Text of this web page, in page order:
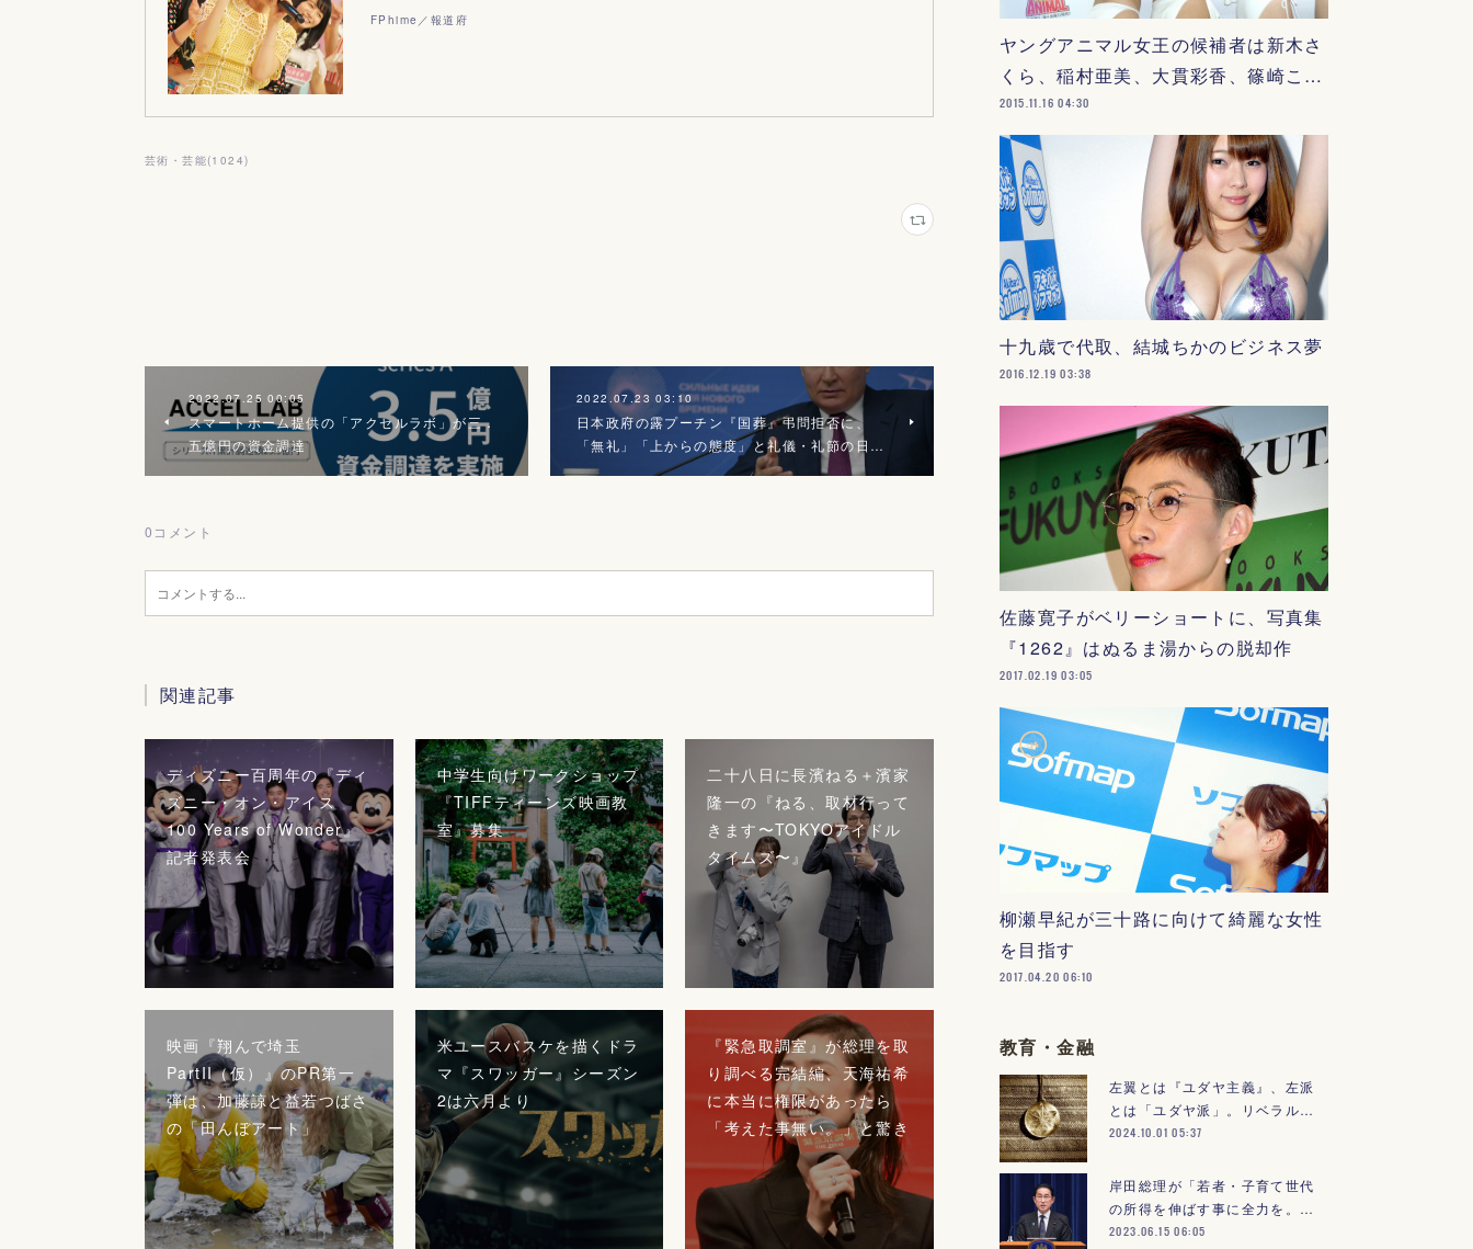
FPhime／報道府
芸術・芸能(1024)
2022.07.25 00:05
スマートホーム提供の「アクセルラボ」が三．
五億円の資金調達
2022.07.23 03:10
日本政府の露プーチン『国葬』弔問拒否に、
「無礼」「上からの態度」と礼儀・礼節の日…
0 コメント
関連記事
ディズニー百周年の『ディ
ズニー・オン・アイス
100 Years of Wonder』
記者発表会
中学生向けワークショップ
『TIFFティーンズ映画教
室』募集
二十八日に長濱ねる＋濱家
隆一の『ねる、取材行って
きます〜TOKYOアイドル
タイムズ〜』
映画『翔んで埼玉
PartII（仮）』のPR第一
弾は、加藤諒と益若つばさ
の「田んぼアート」
米ユースバスケを描くドラ
マ『スワッガー』シーズン
2は六月より
『緊急取調室』が総理を取
り調べる完結編、天海祐希
に本当に権限があったら
「考えた事無い。」と驚き
ヤングアニマル女王の候補者は新木さ
くら、稲村亜美、大貫彩香、篠崎こ…
2015.11.16 04:30
十九歳で代取、結城ちかのビジネス夢
2016.12.19 03:38
佐藤寛子がベリーショートに、写真集
『1262』はぬるま湯からの脱却作
2017.02.19 03:05
柳瀬早紀が三十路に向けて綺麗な女性
を目指す
2017.04.20 06:10
教育・金融
左翼とは『ユダヤ主義』、左派
とは「ユダヤ派」。リベラル…
2024.10.01 05:37
岸田総理が「若者・子育て世代
の所得を伸ばす事に全力を。…
2023.06.15 06:05